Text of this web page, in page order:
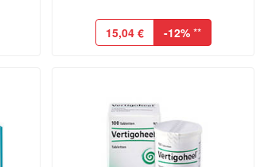
15,04 € -12%**